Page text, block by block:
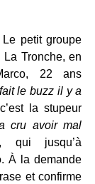
Le petit groupe
La Tronche, en
22 ans
le buzz il y a
la stupeur
cru avoir mal
qui jusqu’à
À la demande
et confirme